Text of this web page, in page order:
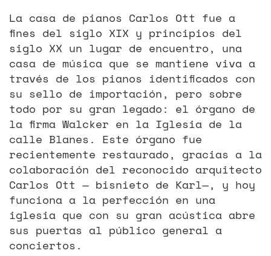
La casa de pianos Carlos Ott fue a
fines del siglo XIX y principios del
siglo XX un lugar de encuentro, una
casa de música que se mantiene viva a
través de los pianos identificados con
su sello de importación, pero sobre
todo por su gran legado: el órgano de
la firma Walcker en la Iglesia de la
calle Blanes. Este órgano fue
recientemente restaurado, gracias a la
colaboración del reconocido arquitecto
Carlos Ott — bisnieto de Karl—, y hoy
funciona a la perfección en una
iglesia que con su gran acústica abre
sus puertas al público general a
conciertos.